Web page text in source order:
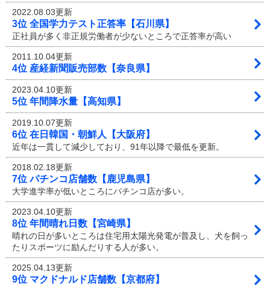
2022.08.03更新
3位 全国学力テスト正答率【石川県】
正社員が多く非正規労働者が少ないところで正答率が高い
2011.10.04更新
4位 産経新聞販売部数【奈良県】
2023.04.10更新
5位 年間降水量【高知県】
2019.10.07更新
6位 在日韓国・朝鮮人【大阪府】
近年は一貫して減少しており、91年以降で最低を更新。
2018.02.18更新
7位 パチンコ店舗数【鹿児島県】
大学進学率が低いところにパチンコ店が多い。
2023.04.10更新
8位 年間晴れ日数【宮崎県】
晴れの日が多いところは住宅用太陽光発電が普及し、犬を飼っ
たりスポーツに励んだりする人が多い。
2025.04.13更新
9位 マクドナルド店舗数【京都府】